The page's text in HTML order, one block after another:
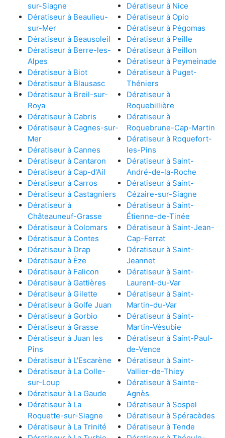
sur-Siagne
Dératiseur à Beaulieu-
sur-Mer
Dératiseur à Beausoleil
Dératiseur à Berre-les-
Alpes
Dératiseur à Biot
Dératiseur à Blausasc
Dératiseur à Breil-sur-
Roya
Dératiseur à Cabris
Dératiseur à Cagnes-sur-
Mer
Dératiseur à Cannes
Dératiseur à Cantaron
Dératiseur à Cap-d'Ail
Dératiseur à Carros
Dératiseur à Castagniers
Dératiseur à
Châteauneuf-Grasse
Dératiseur à Colomars
Dératiseur à Contes
Dératiseur à Drap
Dératiseur à Èze
Dératiseur à Falicon
Dératiseur à Gattières
Dératiseur à Gilette
Dératiseur à Golfe Juan
Dératiseur à Gorbio
Dératiseur à Grasse
Dératiseur à Juan les
Pins
Dératiseur à L'Escarène
Dératiseur à La Colle-
sur-Loup
Dératiseur à La Gaude
Dératiseur à La
Roquette-sur-Siagne
Dératiseur à La Trinité
Dératiseur à Nice
Dératiseur à Opio
Dératiseur à Pégomas
Dératiseur à Peille
Dératiseur à Peillon
Dératiseur à Peymeinade
Dératiseur à Puget-
Théniers
Dératiseur à
Roquebillière
Dératiseur à
Roquebrune-Cap-Martin
Dératiseur à Roquefort-
les-Pins
Dératiseur à Saint-
André-de-la-Roche
Dératiseur à Saint-
Cézaire-sur-Siagne
Dératiseur à Saint-
Étienne-de-Tinée
Dératiseur à Saint-Jean-
Cap-Ferrat
Dératiseur à Saint-
Jeannet
Dératiseur à Saint-
Laurent-du-Var
Dératiseur à Saint-
Martin-du-Var
Dératiseur à Saint-
Martin-Vésubie
Dératiseur à Saint-Paul-
de-Vence
Dératiseur à Saint-
Vallier-de-Thiey
Dératiseur à Sainte-
Agnès
Dératiseur à Sospel
Dératiseur à Spéracèdes
Dératiseur à Tende